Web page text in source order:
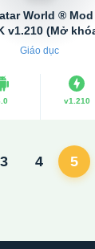
World ® Mod
v1.210 (Mở
tất cả)
Giáo dục
v1.210
3 4 5